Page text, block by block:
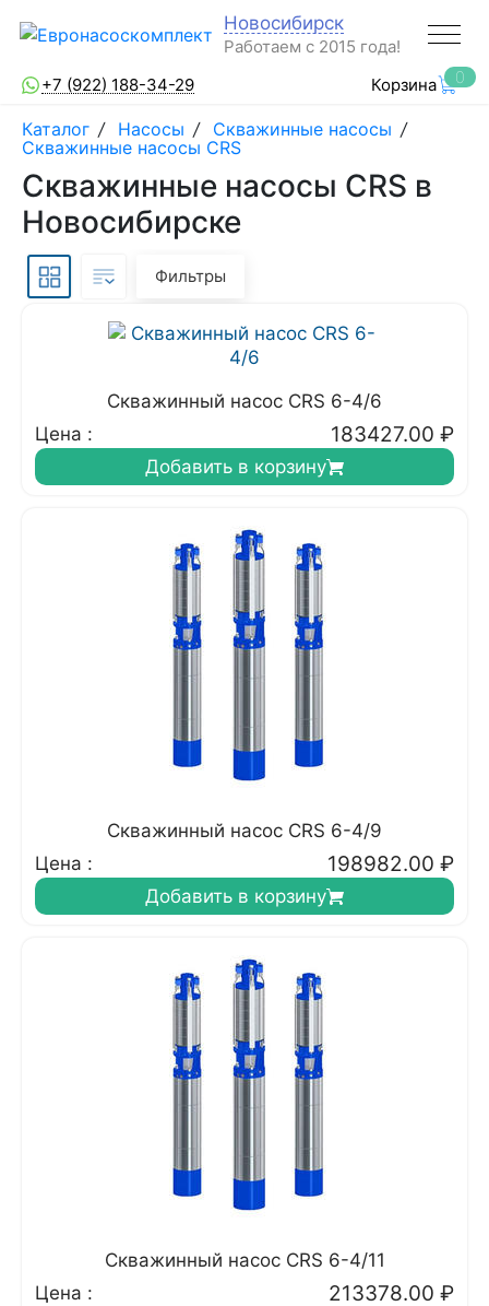
Новосибирск
Работаем с 2015 года!
+7 (922) 188-34-29
Корзина 0
Каталог / Насосы / Скважинные насосы /
Скважинные насосы CRS
Скважинные насосы CRS в
Новосибирске
Фильтры
Скважинный насос CRS 6-4/6
Цена :
183427.00 ₽
Добавить в корзину
Скважинный насос CRS 6-4/9
Цена :
198982.00 ₽
Добавить в корзину
Скважинный насос CRS 6-4/11
Цена :
213378.00 ₽